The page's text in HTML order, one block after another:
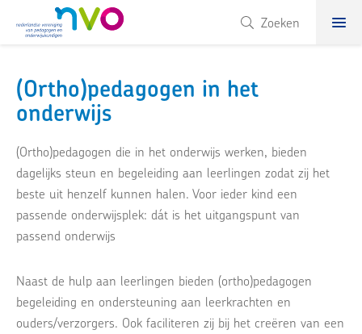
NVO Zoeken
(Ortho)pedagogen in het
onderwijs
(Ortho)pedagogen die in het onderwijs werken, bieden
dagelijks steun en begeleiding aan leerlingen zodat zij het
beste uit henzelf kunnen halen. Voor ieder kind een
passende onderwijsplek: dát is het uitgangspunt van
passend onderwijs
Naast de hulp aan leerlingen bieden (ortho)pedagogen
begeleiding en ondersteuning aan leerkrachten en
ouders/verzorgers. Ook faciliteren zij bij het creëren van een